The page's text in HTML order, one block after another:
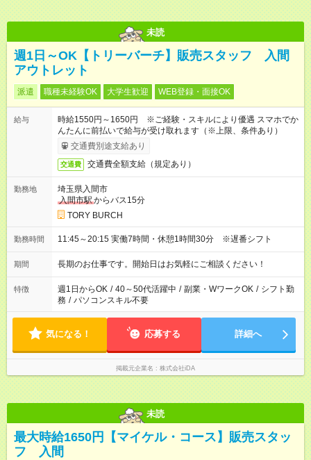
未読
週1日～OK【トリーバーチ】販売スタッフ 入間
アウトレット
派遣 職種未経験OK 大学生歓迎 WEB登録・面接OK
給与
時給1550円～1650円 ※ご経験・スキルにより優遇 スマホでか
んたんに前払いで給与が受け取れます（※上限、条件あり）
交通費別途支給あり
交通費 交通費全額支給（規定あり）
勤務地
埼玉県入間市
入間市駅からバス15分
TORY BURCH
勤務時間 11:45～20:15 実働7時間・休憩1時間30分 ※遅番シフト
期間 長期のお仕事です。開始日はお気軽にご相談ください！
特徴 週1日からOK / 40～50代活躍中 / 副業・WワークOK / シフト勤
務 / パソコンスキル不要
気になる！ 応募する 詳細へ
掲載元企業名 株式会社iDA
未読
最大時給1650円【マイケル・コース】販売スタッ
フ 入間